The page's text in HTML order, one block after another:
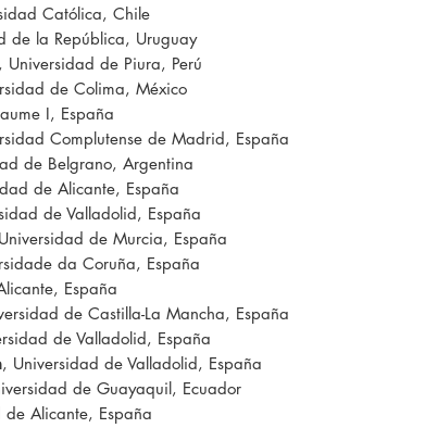
Católica, Chile
de la República, Uruguay
, Universidad de Piura, Perú
de Colima, México
I, España
Complutense de Madrid, España
de Belgrano, Argentina
de Alicante, España
de Valladolid, España
de Murcia, España
da Coruña, España
España
de Castilla-La Mancha, España
de Valladolid, España
, Universidad de Valladolid, España
de Guayaquil, Ecuador
Alicante, España